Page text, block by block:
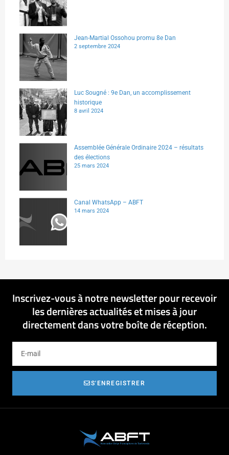
Jean-Martial Ossohou promu 8e Dan
2 septembre 2024
Luc Sougné : 9e Dan, un accomplissement
historique
8 avril 2024
Assemblée Générale Ordinaire 2024 – résultats
des élections
25 mars 2024
Canal WhatsApp – ABFT
14 mars 2024
Inscrivez-vous à notre newsletter pour recevoir
les dernières actualités et mises à jour
directement dans votre boîte de réception.
S'ENREGISTRER